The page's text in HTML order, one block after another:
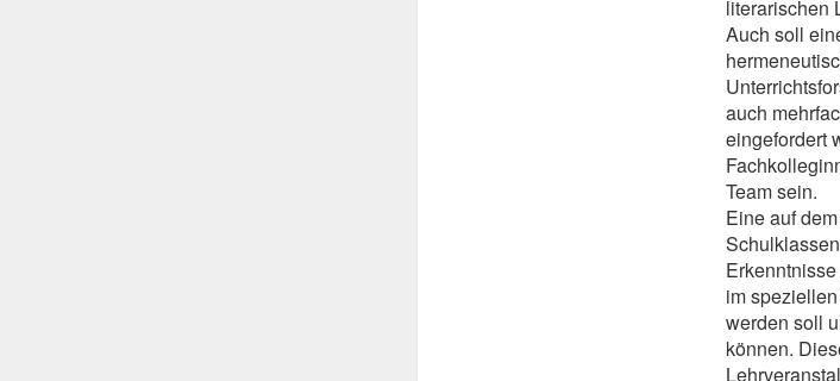
literarischen
Auch soll
auch
eingefordert
Team sein.
Eine auf
im
werden soll
können.